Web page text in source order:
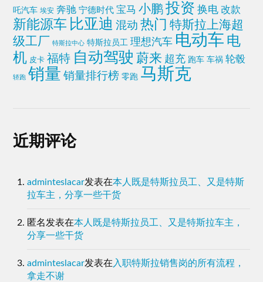
吒汽车 埃安 奔驰 宁德时代 宝马 小鹏 投资 换电 改款
新能源车 比亚迪 混动 热门 特斯拉上海超
级工厂
特斯拉中心 特斯拉员工 理想汽车 电动车 电
机 皮卡 福特 自动驾驶 蔚来 超充 跑车 车祸 轮毂
轿跑 销量 销量排行榜 零跑 马斯克
近期评论
adminteslacar发表在本人既是特斯拉员工、又是特斯
拉车主，分享一些干货
匿名发表在本人既是特斯拉员工、又是特斯拉车主，
分享一些干货
adminteslacar发表在入职特斯拉销售岗的所有流程，
拿走不谢